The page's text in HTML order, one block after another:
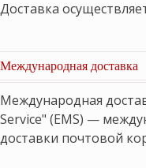
Доставка
Международная доставка
Международная
Service" (EMS) —
доставки почтовой